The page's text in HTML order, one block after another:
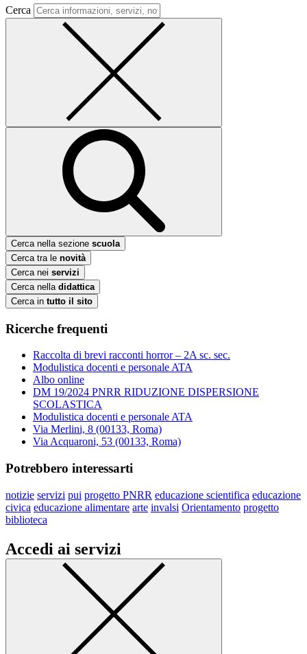
Cerca
Cerca nella sezione scuola
Cerca tra le novità
Cerca nei servizi
Cerca nella didattica
Cerca in tutto il sito
Ricerche frequenti
Raccolta di brevi racconti horror – 2A sc. sec.
Modulistica docenti e personale ATA
Albo online
DM 19/2024 PNRR RIDUZIONE DISPERSIONE
SCOLASTICA
Modulistica docenti e personale ATA
Via Merlini, 8 (00133, Roma)
Via Acquaroni, 53 (00133, Roma)
Potrebbero interessarti
notizie servizi pui progetto PNRR educazione scientifica educazione
civica educazione alimentare arte invalsi Orientamento progetto
biblioteca
Accedi ai servizi